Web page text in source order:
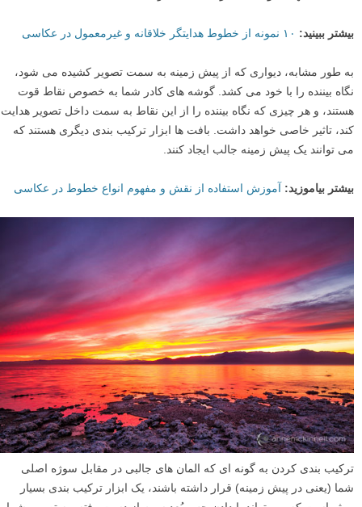
نه چیزی که باعث حواس پرتی شود. به دنبال چیزهایی بگردید که به نوعی به
یا سوژه اصلی تصویر اشاره می کنند.
المان های پیش زمینه حتی می توانند از اَشکال و خطوط ساده تشکیل شوند.
در برخی موارد، المان های پیش زمینه شما ممکن است چیزی جز اَشکال و
خطوط نباشند، مانند خطوط ممتد روی جاده، امواج در ساحل اقیانوس، یا
سایه هایی که بر روی تپه های شکل گرفته در اثر باد در یک بیابان می افتند.
هر چیزی که یک خط به سمت سوژه شما تشکیل دهد، به طور ویژه موثر
است. به اینها
خطوط هدایتگر
بیشتر ببینید: ۱۰ نمونه از خطوط هدایتگر خلاقانه و غیرمعمول در عکاسی
به طور مشابه، دیواری که از پیش زمینه به سمت تصویر کشیده می شود،
نگاه بیننده را با خود می کشد. گوشه های کادر شما به خصوص نقاط قوت
هستند، و هر چیزی که نگاه بیننده را از این نقاط به سمت داخل تصویر هدایت
کند، تاثیر خاصی خواهد داشت. بافت ها ابزار ترکیب بندی دیگری هستند که
می توانند یک پیش زمینه جالب ایجاد کنند.
بیشتر بیاموزید: آموزش استفاده از نقش و مفهوم انواع خطوط در عکاسی